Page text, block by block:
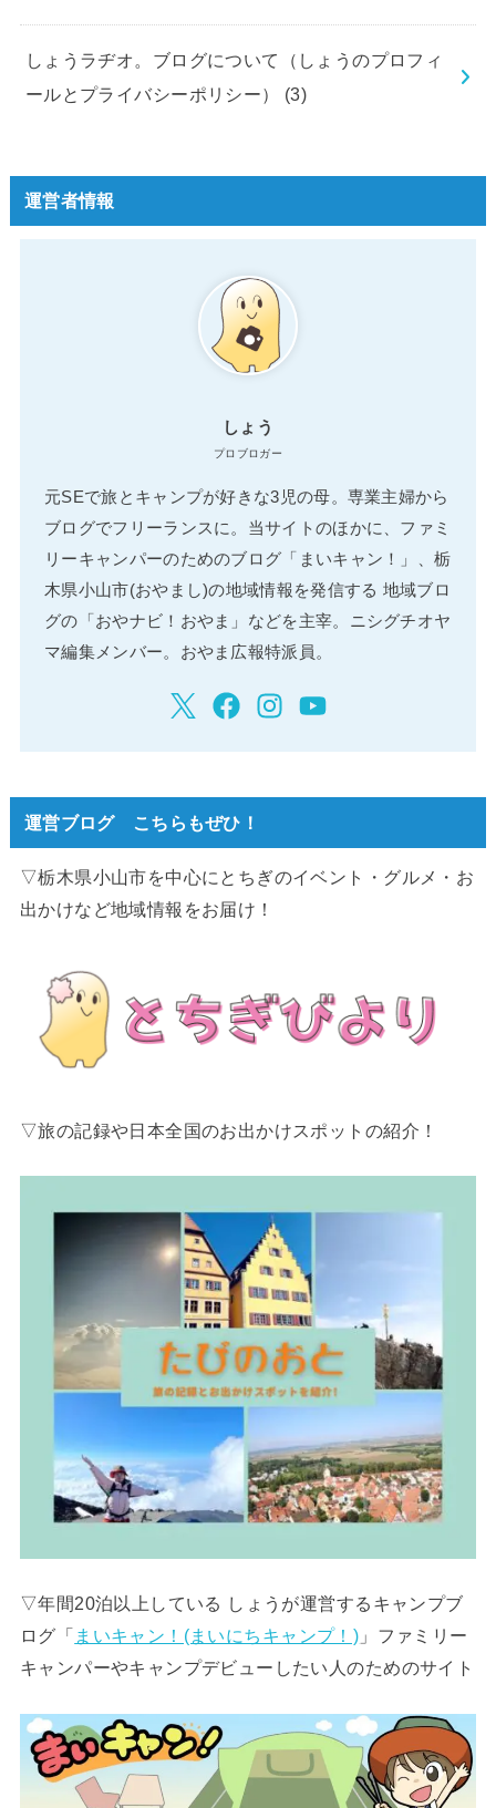
しょうラヂオ。ブログについて（しょうのプロフィ
ールとプライバシーポリシー） (3)
運営者情報
しょう
プロブロガー
元SEで旅とキャンプが好きな3児の母。専業主婦から
ブログでフリーランスに。当サイトのほかに、ファミ
リーキャンパーのためのブログ「まいキャン！」、栃
木県小山市(おやまし)の地域情報を発信する 地域ブロ
グの「おやナビ！おやま」などを主宰。ニシグチオヤ
マ編集メンバー。おやま広報特派員。
運営ブログ こちらもぜひ！
▽栃木県小山市を中心にとちぎのイベント・グルメ・お
出かけなど地域情報をお届け！
▽旅の記録や日本全国のお出かけスポットの紹介！
▽年間20泊以上している しょうが運営するキャンプブ
ログ「 まいキャン！(まいにちキャンプ！) 」ファミリー
キャンパーやキャンプデビューしたい人のためのサイト